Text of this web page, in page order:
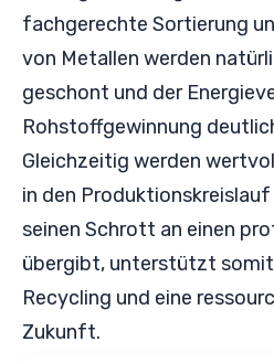
fachgerechte Sortierung
von Metallen werden
geschont und der
Rohstoffgewinnung
Gleichzeitig werden
in den
seinen Schrott an einen
übergibt, unterstützt
Recycling und eine
Zukunft.